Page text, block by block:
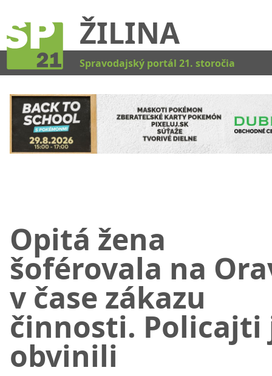
ŽILINA
Spravodajský portál 21. storočia
Opitá žena
šoférovala na
v čase zákazu
činnosti. Policajti
obvinili